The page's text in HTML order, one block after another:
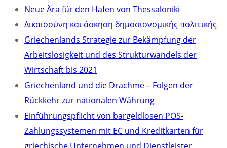
Neue Ära für den Hafen von Thessaloniki
Δικαιοσύνη και άσκηση δημοσιονομικής πολιτικής
Griechenlands Strategie zur Bekämpfung der
Arbeitslosigkeit und des Strukturwandels der
Wirtschaft bis 2021
Griechenland und die Drachme – Folgen der
Rückkehr zur nationalen Währung
Einführungspflicht von bargeldlosen POS-
Zahlungssystemen mit EC und Kreditkarten für